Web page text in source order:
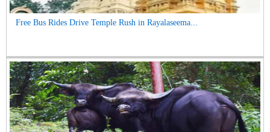
Free Bus Rides Drive Temple Rush in Rayalaseema...